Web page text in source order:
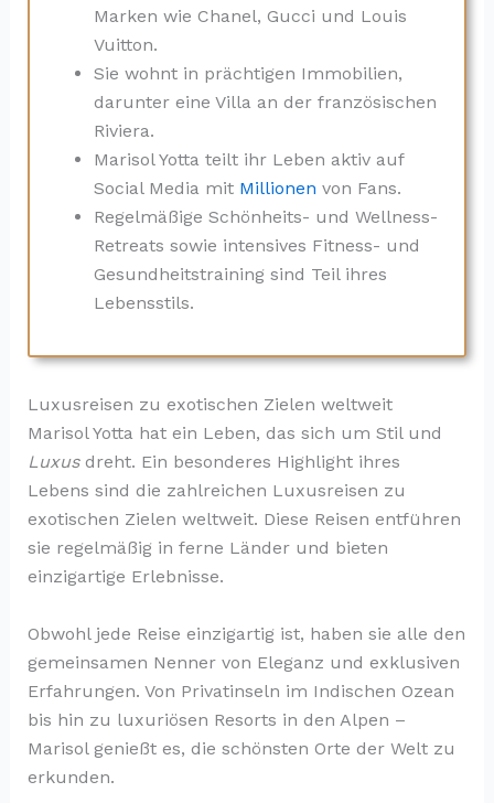
Marken wie Chanel, Gucci und Louis
Vuitton.
Sie wohnt in prächtigen Immobilien,
darunter eine Villa an der französischen
Riviera.
Marisol Yotta teilt ihr Leben aktiv auf
Social Media mit Millionen von Fans.
Regelmäßige Schönheits- und Wellness-
Retreats sowie intensives Fitness- und
Gesundheitstraining sind Teil ihres
Lebensstils.
Luxusreisen zu exotischen Zielen weltweit
Marisol Yotta hat ein Leben, das sich um Stil und
Luxusdreht. Ein besonderes Highlight ihres
Lebens sind die zahlreichen Luxusreisen zu
exotischen Zielen weltweit. Diese Reisen entführen
sie regelmäßig in ferne Länder und bieten
einzigartige Erlebnisse.
Obwohl jede Reise einzigartig ist, haben sie alle den
gemeinsamen Nenner von Eleganz und exklusiven
Erfahrungen. Von Privatinseln im Indischen Ozean
bis hin zu luxuriösen Resorts in den Alpen –
Marisol genießt es, die schönsten Orte der Welt zu
erkunden.